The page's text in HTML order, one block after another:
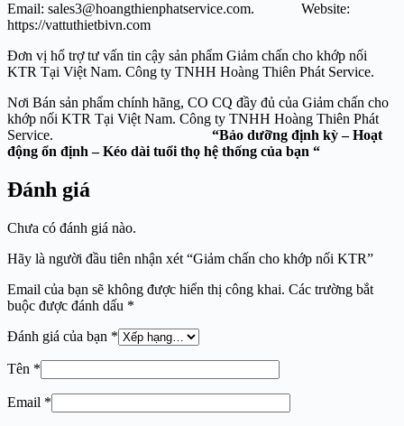
Email: sales3@hoangthienphatservice.com. Website:
https://vattuthietbivn.com
Đơn vị hổ trợ tư vấn tin cậy sản phẩm Giảm chấn cho khớp nối
KTR Tại Việt Nam. Công ty TNHH Hoàng Thiên Phát Service.
Nơi Bán sản phẩm chính hãng, CO CQ đầy đủ của Giảm chấn cho
khớp nối KTR Tại Việt Nam. Công ty TNHH Hoàng Thiên Phát
Service.
“Bảo dưỡng định kỳ – Hoạt
động ổn định – Kéo dài tuổi thọ hệ thống của bạn “
Đánh giá
Chưa có đánh giá nào.
Hãy là người đầu tiên nhận xét “Giảm chấn cho khớp nối KTR”
Email của bạn sẽ không được hiển thị công khai. Các trường bắt
buộc được đánh dấu *
Đánh giá của bạn *
Tên *
Email *